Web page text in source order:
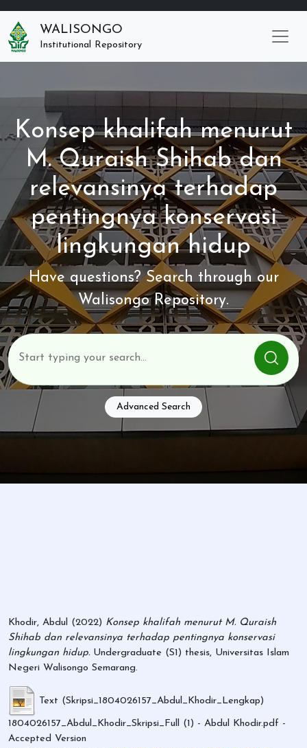
WALISONGO
Institutional Repository
Konsep khalifah menurut
M. Quraish Shihab dan
relevansinya terhadap
pentingnya konservasi
lingkungan hidup
Have questions? Search through our
Walisongo Repository.
Advanced Search
Khodir, Abdul (2022) Konsep khalifah menurut M. Quraish
Shihab dan relevansinya terhadap pentingnya konservasi
lingkungan hidup. Undergraduate (S1) thesis, Universitas Islam
Negeri Walisongo Semarang.
Text (Skripsi_1804026157_Abdul_Khodir_Lengkap)
1804026157_Abdul_Khodir_Skripsi_Full (1) - Abdul Khodir.pdf -
Accepted Version